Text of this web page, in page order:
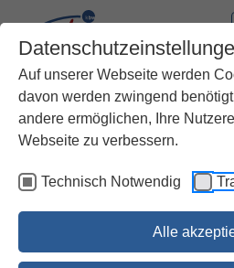
Auf unserer Webseite werden
davon werden zwingend
andere ermöglichen, Ihre
Webseite zu verbessern.
Technisch Notwendig
Alle